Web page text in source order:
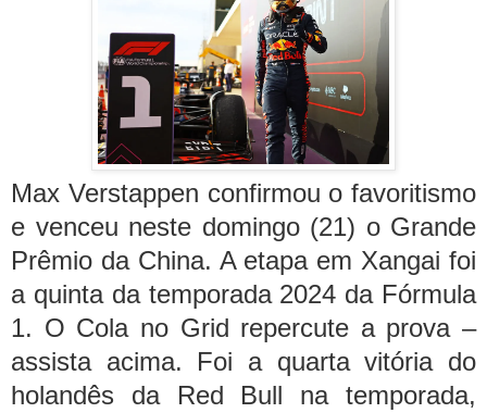
Max Verstappen confirmou o favoritismo
e venceu neste domingo (21) o Grande
Prêmio da China. A etapa em Xangai foi
a quinta da temporada 2024 da Fórmula
1. O Cola no Grid repercute a prova –
assista acima. Foi a quarta vitória do
holandês da Red Bull na temporada,